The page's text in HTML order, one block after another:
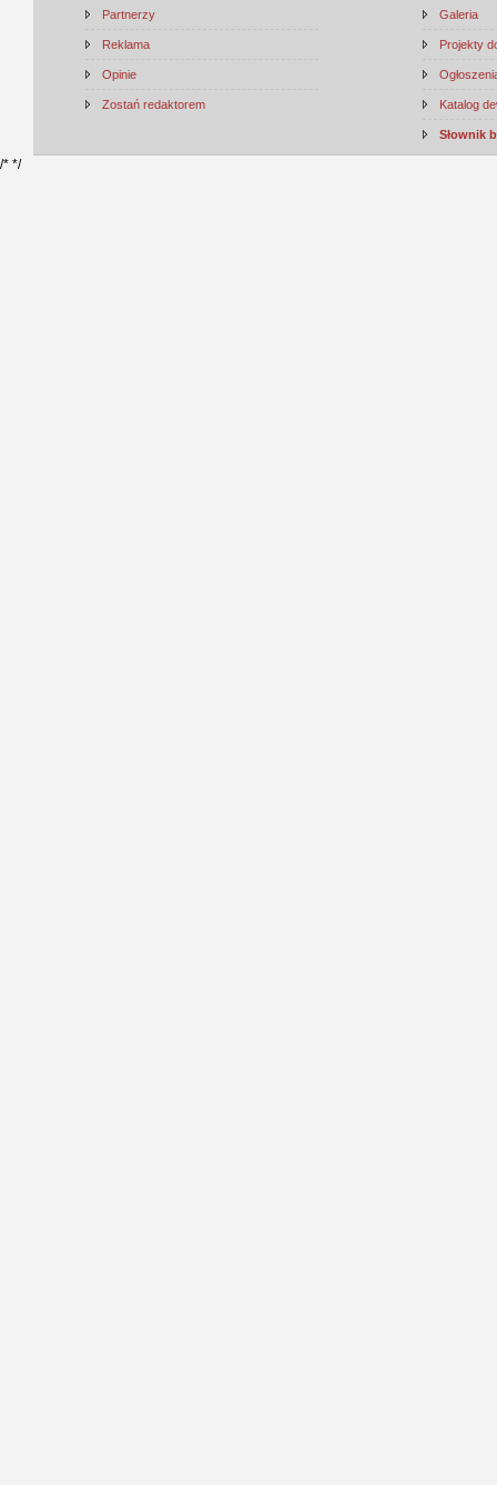
Partnerzy
Reklama
Opinie
Zostań redaktorem
Galeria
Projekty
Katalog
Słownik
/* */